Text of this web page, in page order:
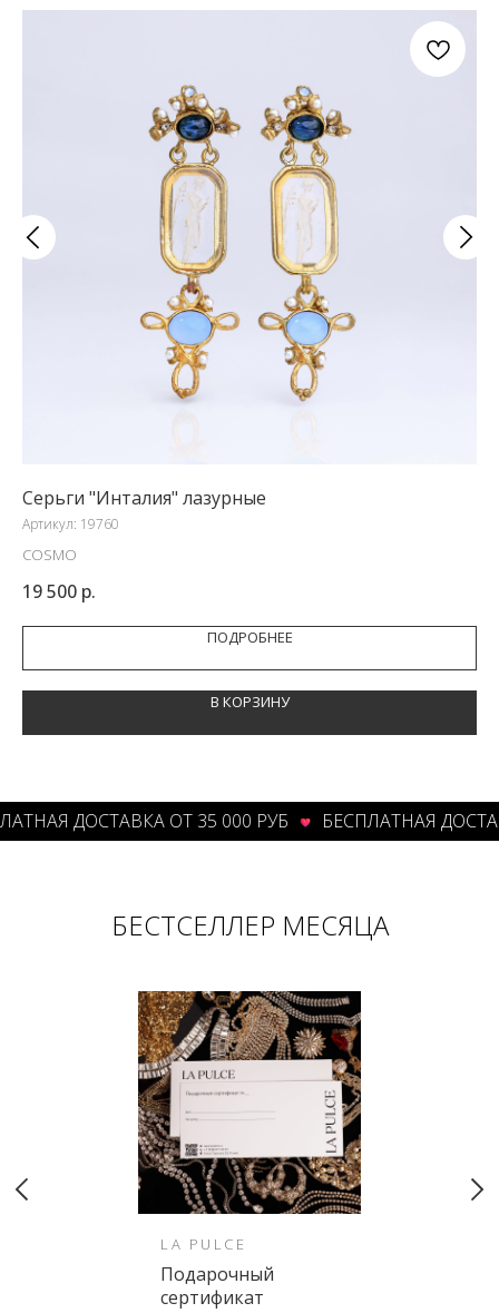
Серьги "Инталия" лазурные
Артикул: 19760
COSMO
19 500 р.
ПОДРОБНЕЕ
В КОРЗИНУ
ДОСТАВКА ОТ 35 000 РУБ БЕСПЛАТНАЯ
БЕСТСЕЛЛЕР МЕСЯЦА
LA PULCE
Подарочный
сертификат